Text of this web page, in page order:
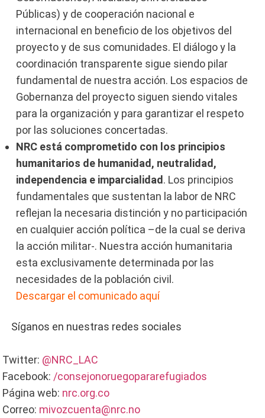
Públicas) y de cooperación nacional e
internacional en beneficio de los objetivos del
proyecto y de sus comunidades. El diálogo y la
coordinación transparente sigue siendo pilar
fundamental de nuestra acción. Los espacios de
Gobernanza del proyecto siguen siendo vitales
para la organización y para garantizar el respeto
por las soluciones concertadas.
NRC está comprometido con los principios
humanitarios de humanidad, neutralidad,
independencia e imparcialidad. Los principios
fundamentales que sustentan la labor de NRC
reflejan la necesaria distinción y no participación
en cualquier acción política –de la cual se deriva
la acción militar-. Nuestra acción humanitaria
esta exclusivamente determinada por las
necesidades de la población civil.
Descargar el comunicado aquí
Síganos en nuestras redes sociales
Twitter: @NRC_LAC
Facebook: /consejonoruegopararefugiados
Página web: nrc.org.co
Correo: mivozcuenta@nrc.no